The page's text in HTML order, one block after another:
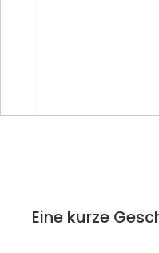
Eine kurze